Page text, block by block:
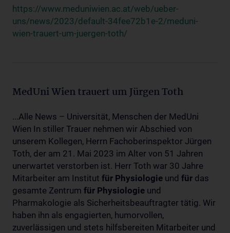
https://www.meduniwien.ac.at/web/ueber-
uns/news/2023/default-34fee72b1e-2/meduni-
wien-trauert-um-juergen-toth/
MedUni Wien trauert um Jürgen Toth
...Alle News – Universität, Menschen der MedUni
Wien In stiller Trauer nehmen wir Abschied von
unserem Kollegen, Herrn Fachoberinspektor Jürgen
Toth, der am 21. Mai 2023 im Alter von 51 Jahren
unerwartet verstorben ist. Herr Toth war 30 Jahre
Mitarbeiter am Institut für Physiologie und für das
gesamte Zentrum für Physiologie und
Pharmakologie als Sicherheitsbeauftragter tätig. Wir
haben ihn als engagierten, humorvollen,
zuverlässigen und stets hilfsbereiten Mitarbeiter und